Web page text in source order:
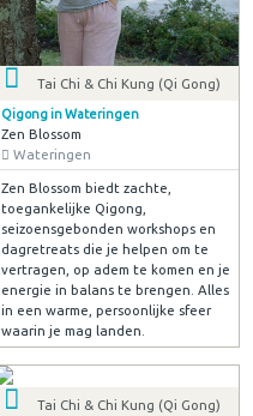
Tai Chi & Chi Kung (Qi Gong)
Qigong in Wateringen
Zen Blossom
Wateringen
Zen Blossom biedt zachte,
toegankelijke Qigong,
seizoensgebonden workshops en
dagretreats die je helpen om te
vertragen, op adem te komen en je
energie in balans te brengen. Alles
in een warme, persoonlijke sfeer
waarin je mag landen.
Tai Chi & Chi Kung (Qi Gong)